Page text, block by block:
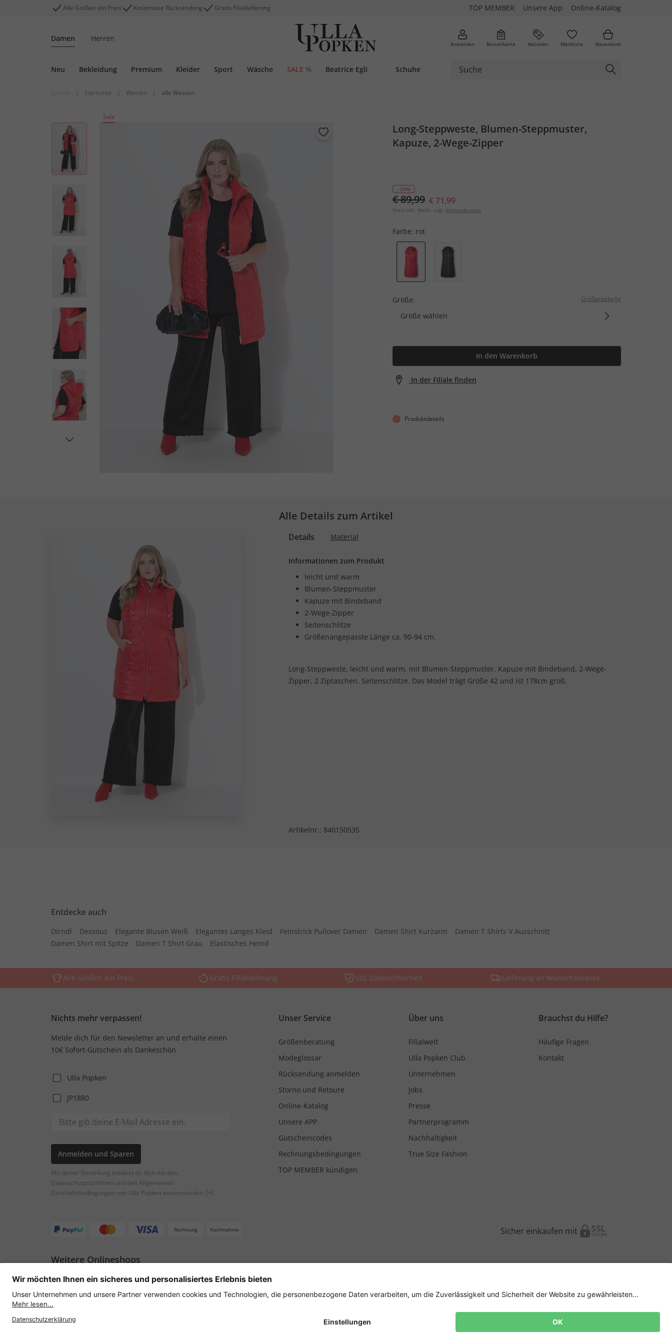
Alle Größen ein Preis Kostenlose Rücksendung Gratis Filiallieferung TOP MEMBER Unsere App Online-Katalog
Damen Herren
Anmelden Bestellkarte Aktionen Merkliste Warenkorb
Neu Bekleidung Premium Kleider Sport Wäsche SALE % Beatrice Egli Schuhe
| Startseite | Westen | alle Westen
Sale
Long-Steppweste, Blumen-Steppmuster,
Kapuze, 2-Wege-Zipper
- 20%
€ 89,99 € 71,99
Preis inkl. MwSt. zzgl. Versandkosten
Farbe: rot
Größe: Größentabelle
Größe wählen
In den Warenkorb
In der Filiale finden
Produktdetails
Alle Details zum Artikel
Details Material
Informationen zum Produkt
leicht und warm
Blumen-Steppmuster
Kapuze mit Bindeband
2-Wege-Zipper
Seitenschlitze
Größenangepasste Länge ca. 90-94 cm.
Long-Steppweste, leicht und warm, mit Blumen-Steppmuster. Kapuze mit Bindeband, 2-Wege-
Zipper, 2 Ziptaschen. Seitenschlitze. Das Model trägt Größe 42 und ist 178cm groß.
Artikelnr.: 840150535
Entdecke auch
Dirndl Dessous Elegante Blusen Weiß Elegantes Langes Kleid Feinstrick Pullover Damen Damen Shirt Kurzarm
Damen T Shirts V Ausschnitt
Damen Shirt mit Spitze
Damen T Shirt Grau Elastisches Hemd
Alle Größen ein Preis Gratis Filiallieferung SSL Datensicherheit Lieferung an Wunschadresse
Nichts mehr verpassen!
Melde dich für den Newsletter an und erhalte einen
10€ Sofort-Gutschein als Dankeschön
Ulla Popken
JP1880
Anmelden und Sparen
Mit deiner Bestellung erklärst du dich mit den
Datenschutzrichtlinien und den Allgemeinen
Geschäftsbedingungen von Ulla Popken einverstanden. [+]
Unser Service
Größenberatung
Modeglossar
Rücksendung anmelden
Storno und Retoure
Online-Katalog
Unsere APP
Gutscheincodes
Rechnungsbedingungen
TOP MEMBER kündigen
Über uns
Filialwelt
Ulla Popken Club
Unternehmen
Jobs
Presse
Partnerprogramm
Nachhaltigkeit
True Size Fashion
Brauchst du Hilfe?
Häufige Fragen
Kontakt
Rechnung Nachnahme Sicher einkaufen mit
Weitere Onlineshops
Österreich